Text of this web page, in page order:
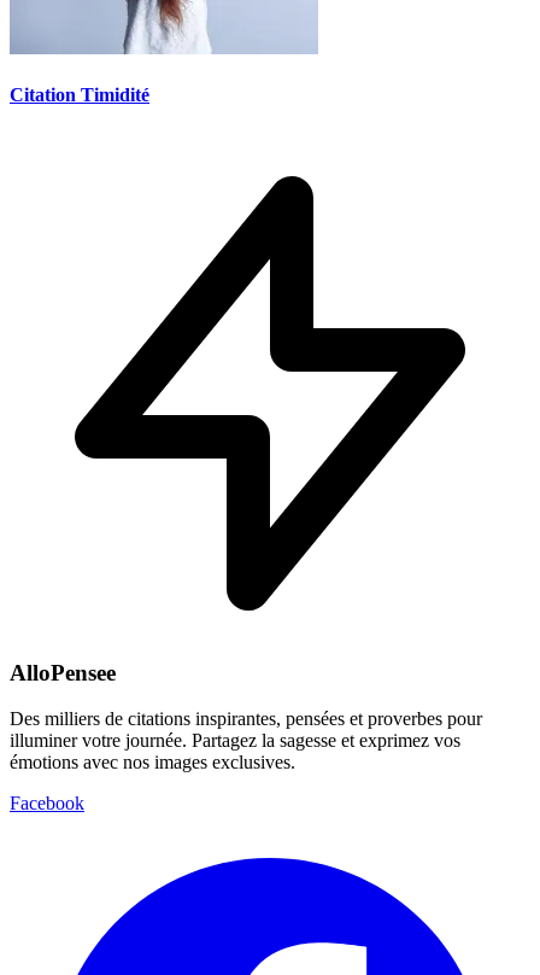
Citation Timidité
AlloPensee
Des milliers de citations inspirantes, pensées et proverbes pour
illuminer votre journée. Partagez la sagesse et exprimez vos
émotions avec nos images exclusives.
Facebook